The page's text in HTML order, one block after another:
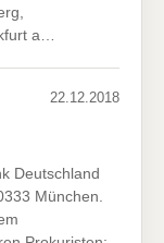
a…
22.12.2018
Deutschland
München.